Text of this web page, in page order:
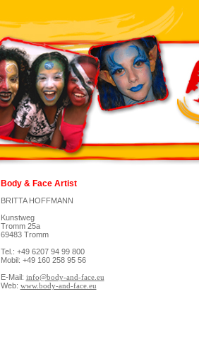
Body & Face Artist
BRITTA HOFFMANN
Kunstweg
Tromm 25a
69483 Tromm
Tel.: +49 6207 94 99 800
Mobil: +49 160 258 95 56
E-Mail: info@body-and-face.eu
Web: www.body-and-face.eu